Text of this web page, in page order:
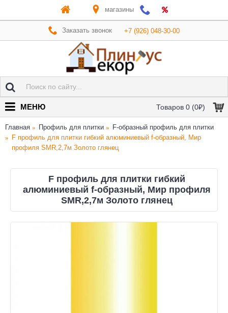
магазины
Заказать звонок +7 (926) 048-30-00
Товаров 0 (0₽)
МЕНЮ
Главная Профиль для плитки
F-образный профиль для плитки
F профиль для плитки гибкий алюминиевый f-образный, Мир
профиля SMR,2,7м Золото глянец
F профиль для плитки гибкий
алюминиевый f-образный, Мир профиля
SMR,2,7м Золото глянец